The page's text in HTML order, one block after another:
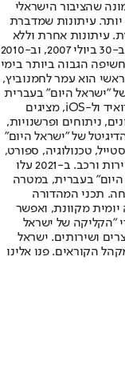
שהציבור הישראלי
יותר. עיתונות שמדברת
עיתונות אחרת וללא
תשלום. המהדורה המודפסת הראשונה פורסמה ב-30 ביולי 2007, וב-2010
הגבוה ביותר בימי
הוא עמר לחמנוביץ,
"ישראל היום" בעברית
ובאנגלית, כמו כן היישומונים (אפליקציות) לאנדרואיד ול-iOS, מציגים
ניתוחים ופרשנויות,
של "ישראל היום"
טכנולוגיה, ספורט,
כלכלה וצרכנות, בריאות, חיילים, אוכל, יהדות, תיירות ורכב. ב-2021 עלו
היום" בעברית, במטרה
תכני המהדורה
מקוונת, ואפשר
"הקליקה של ישראל
ושירותים. ישראל
הקוראים. פנו אלינו